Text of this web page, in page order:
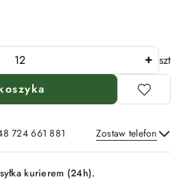
szt
724 661 881 Zostaw telefon
kurierem (24h).